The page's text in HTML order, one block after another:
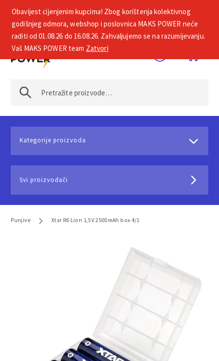
+385 1 2002 575
Kategorije proizvoda
Svi proizvođači
Punjive Xtar R6 Lion 1,5V 2500mAh box 4/1
Obavijest cijenjenim kupcima! Zbog korištenja kolektivnog
godišnjeg odmora, webshop i poslovnica MAKS POWER neće
raditi od 01.08.26 do 16.08.26. Zahvaljujemo se na razumijevanju.
Vaš MAKS POWER team Zatvori